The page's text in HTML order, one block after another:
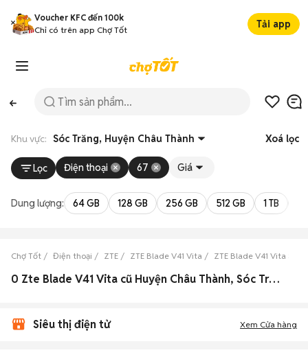
Voucher KFC đến 100k
Chỉ có trên app Chợ Tốt
Tải app
Khu vực: Sóc Trăng, Huyện Châu Thành Xoá lọc
Lọc Điện thoại 67 Giá
Dung lượng: 64 GB 128 GB 256 GB 512 GB 1 TB
Chợ Tốt Điện thoại ZTE ZTE Blade V41 Vita ZTE Blade V41 Vita Sóc
0 Zte Blade V41 Vita cũ Huyện Châu Thành, Sóc Trăng đẹp
Siêu thị điện tử Xem Cửa hàng